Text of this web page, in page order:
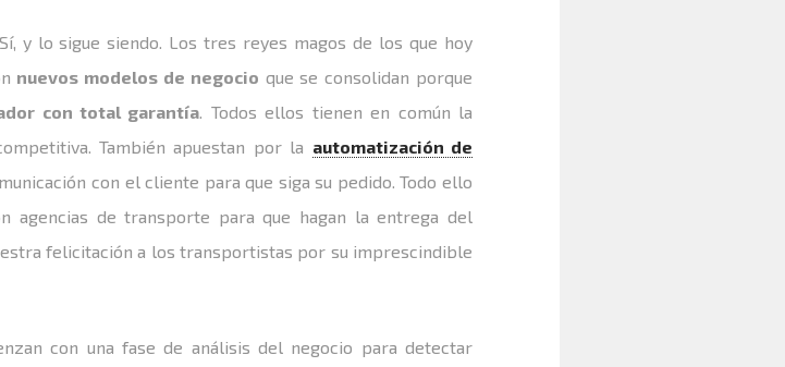
Sí, y lo sigue siendo. Los tres reyes magos de los que hoy
nuevos modelos de negocio que se consolidan porque
con total garantía. Todos ellos tienen en común la
También apuestan por la automatización de
con el cliente para que siga su pedido. Todo ello
agencias de transporte para que hagan la entrega del
felicitación a los transportistas por su imprescindible
con una fase de análisis del negocio para detectar